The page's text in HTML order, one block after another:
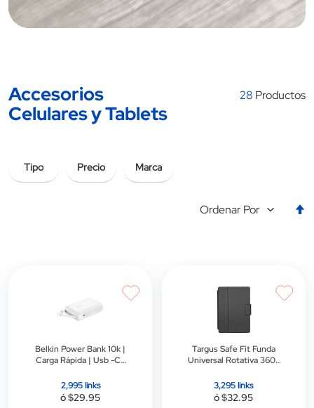
Accesorios
Celulares y Tablets
Tipo Precio Marca
28 Productos
Ordenar Por
Belkin Power Bank 10k |
Carga Rápida | Usb -C |
2,995 links
ó $29.95
Targus Safe Fit Funda
Universal Rotativa 360º
Negro
3,295 links
ó $32.95